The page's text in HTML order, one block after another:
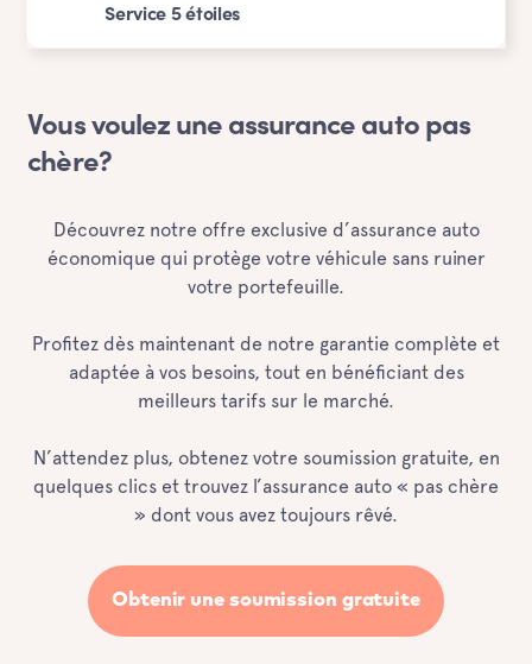
Service 5 étoiles
Vous voulez une assurance auto pas
chère?
Découvrez notre offre exclusive d’assurance auto
économique qui protège votre véhicule sans ruiner
votre portefeuille.
Profitez dès maintenant de notre garantie complète et
adaptée à vos besoins, tout en bénéficiant des
meilleurs tarifs sur le marché.
N’attendez plus, obtenez votre soumission gratuite, en
quelques clics et trouvez l’assurance auto « pas chère
» dont vous avez toujours rêvé.
Obtenir une soumission gratuite